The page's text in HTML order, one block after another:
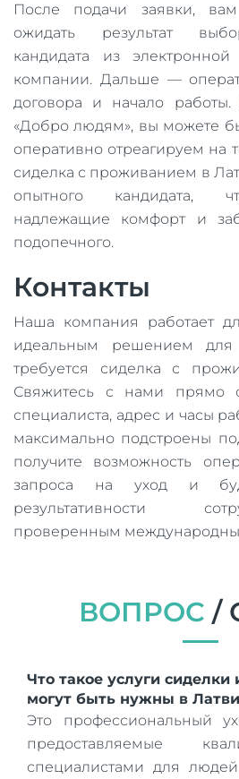
После подачи заявки, вам
ожидать результат
кандидата из
компании. Дальше —
договора и начало
«Добро людям», вы можете
оперативно отреагируем на
сиделка с проживанием в
опытного кандидата,
надлежащие комфорт и
подопечного.
Контакты
Наша компания работает
идеальным решением для
требуется сиделка с
Свяжитесь с нами прямо
специалиста, адрес и часы
максимально подстроены
получите возможность
запроса на уход и
результативности
проверенным
ВОПРОС /
Что такое услуги сиделки
могут быть нужны в
Это профессиональный
предоставляемые
специалистами для